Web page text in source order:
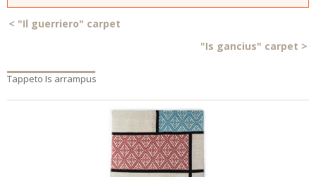
< "Il guerriero" carpet
"Is gancius" carpet >
Tappeto Is arrampus